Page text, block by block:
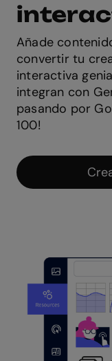
Añade
convertir tu
interactiva
integran con
pasando por
100!